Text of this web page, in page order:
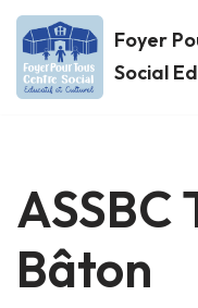
Aller
au
Foyer
Social
ASSBC
Bâton